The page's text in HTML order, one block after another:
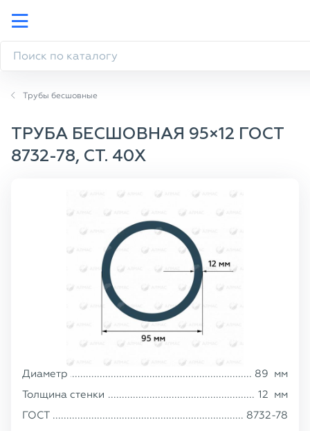
Трубы бесшовные
ТРУБА БЕСШОВНАЯ 95×12 ГОСТ
8732-78, СТ. 40Х
Диаметр 89 мм
Толщина стенки
12 мм
ГОСТ
8732-78